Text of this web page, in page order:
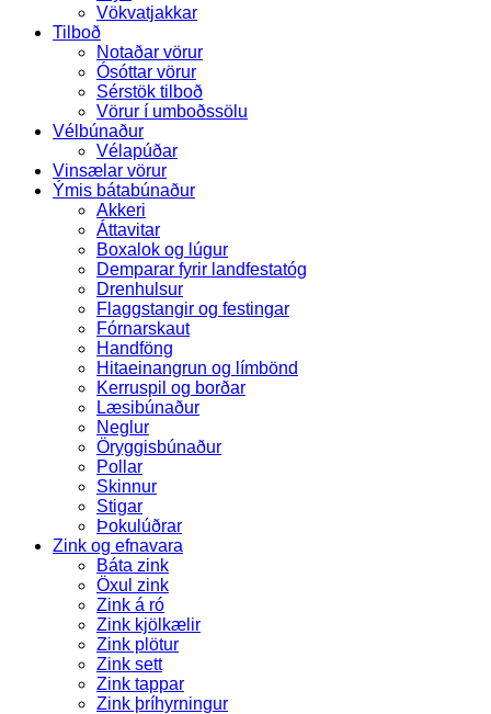
Vökvatjakkar
Tilboð
Notaðar vörur
Ósóttar vörur
Sérstök tilboð
Vörur í umboðssölu
Vélbúnaður
Vélapúðar
Vinsælar vörur
Ýmis bátabúnaður
Akkeri
Áttavitar
Boxalok og lúgur
Demparar fyrir landfestatóg
Drenhulsur
Flaggstangir og festingar
Fórnarskaut
Handföng
Hitaeinangrun og límbönd
Kerruspil og borðar
Læsibúnaður
Neglur
Öryggisbúnaður
Pollar
Skinnur
Stigar
Þokulúðrar
Zink og efnavara
Báta zink
Öxul zink
Zink á ró
Zink kjölkælir
Zink plötur
Zink sett
Zink tappar
Zink þríhyrningur